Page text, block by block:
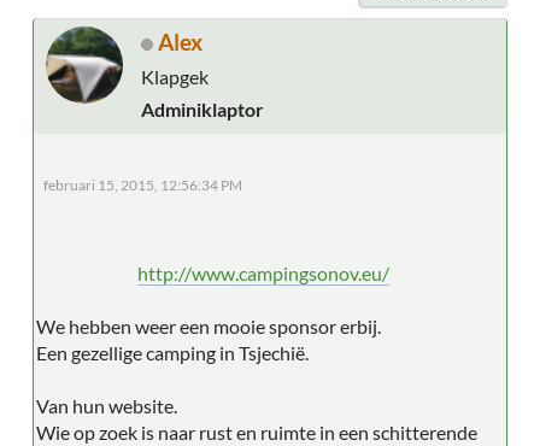
Alex
Klapgek
Adminiklaptor
februari 15, 2015, 12:56:34 PM
http://www.campingsonov.eu/
We hebben weer een mooie sponsor erbij.
Een gezellige camping in Tsjechië.
Van hun website.
Wie op zoek is naar rust en ruimte in een schitterende